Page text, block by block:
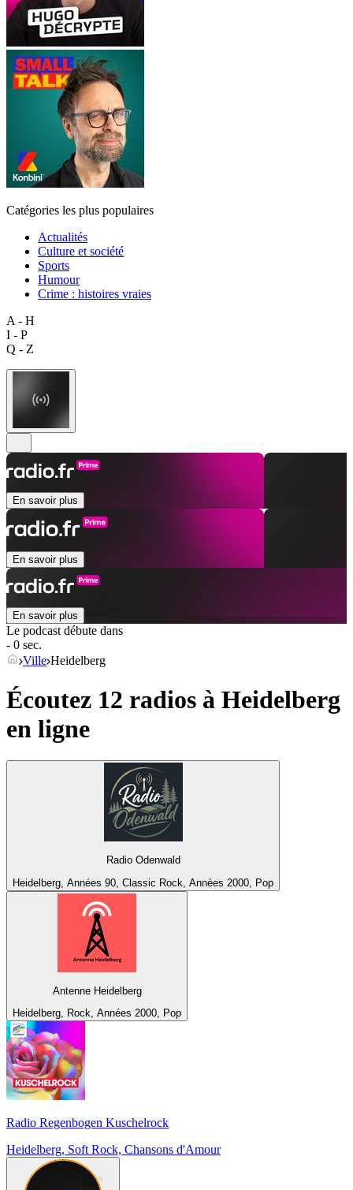
Catégories les plus populaires
Actualités
Culture et société
Sports
Humour
Crime : histoires vraies
A - H
I - P
Q - Z
En savoir plus
En savoir plus
En savoir plus
Le podcast débute dans
- 0 sec.
Ville Heidelberg
Écoutez 12 radios à Heidelberg
en ligne
Radio Odenwald
Heidelberg, Années 90, Classic Rock, Années 2000, Pop
Antenne Heidelberg
Heidelberg, Rock, Années 2000, Pop
Radio Regenbogen Kuschelrock
Heidelberg, Soft Rock, Chansons d'Amour